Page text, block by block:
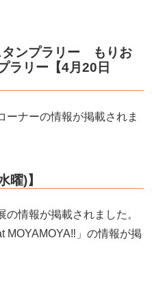
タンプラリー もりお
ラリー【4月20日
ナーの情報が掲載されま
曜)】
情報が掲載されました。
」の情報が掲